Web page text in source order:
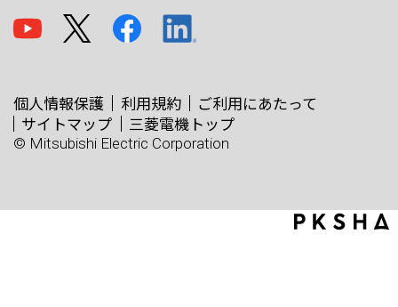
個人情報保護 利用規約
ご利用にあたって
サイトマップ
三菱電機トップ
© Mitsubishi Electric Corporation